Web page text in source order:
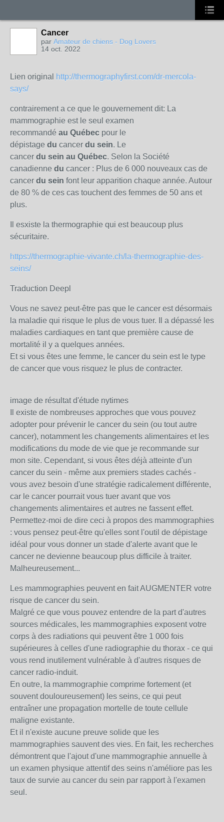
Cancer
par Amateur de chiens - Dog Lovers
14 oct. 2022
Lien original
http://thermographyfirst.com/dr-mercola-
says/
contrairement a ce que le gouvernement dit: La
mammographie est le seul examen
recommandé au Québec pour le
dépistage du cancer du sein. Le
cancer du sein au Québec. Selon la Société
canadienne du cancer : Plus de 6 000 nouveaux cas de
cancer du sein font leur apparition chaque année. Autour
de 80 % de ces cas touchent des femmes de 50 ans et
plus.
Il esxiste la thermographie qui est beaucoup plus
sécuritaire.
https://thermographie-vivante.ch/la-thermographie-des-
seins/
Traduction Deepl
Vous ne savez peut-être pas que le cancer est désormais
la maladie qui risque le plus de vous tuer. Il a dépassé les
maladies cardiaques en tant que première cause de
mortalité il y a quelques années.
Et si vous êtes une femme, le cancer du sein est le type
de cancer que vous risquez le plus de contracter.
image de résultat d'étude nytimes
Il existe de nombreuses approches que vous pouvez
adopter pour prévenir le cancer du sein (ou tout autre
cancer), notamment les changements alimentaires et les
modifications du mode de vie que je recommande sur
mon site. Cependant, si vous êtes déjà atteinte d'un
cancer du sein - même aux premiers stades cachés -
vous avez besoin d'une stratégie radicalement différente,
car le cancer pourrait vous tuer avant que vos
changements alimentaires et autres ne fassent effet.
Permettez-moi de dire ceci à propos des mammographies
: vous pensez peut-être qu'elles sont l'outil de dépistage
idéal pour vous donner un stade d'alerte avant que le
cancer ne devienne beaucoup plus difficile à traiter.
Malheureusement...
Les mammographies peuvent en fait AUGMENTER votre
risque de cancer du sein.
Malgré ce que vous pouvez entendre de la part d'autres
sources médicales, les mammographies exposent votre
corps à des radiations qui peuvent être 1 000 fois
supérieures à celles d'une radiographie du thorax - ce qui
vous rend inutilement vulnérable à d'autres risques de
cancer radio-induit.
En outre, la mammographie comprime fortement (et
souvent douloureusement) les seins, ce qui peut
entraîner une propagation mortelle de toute cellule
maligne existante.
Et il n'existe aucune preuve solide que les
mammographies sauvent des vies. En fait, les recherches
démontrent que l'ajout d'une mammographie annuelle à
un examen physique attentif des seins n'améliore pas les
taux de survie au cancer du sein par rapport à l'examen
seul.